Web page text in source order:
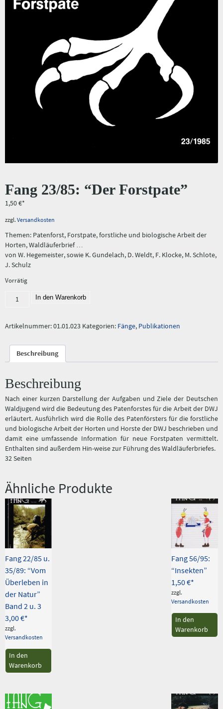
Fang 23/85: “Der Forstpate”
1,50€
zzgl. Versandkosten
Themen: Patenforst, Forstpate, forstliche und biologische Arbeit der
Horten, Waldläuferbrief …
von W. Hegemeister, sowie K. Gundelach, D. Weldt, F. Klocke, M. Schlote,
J. Schulz
Vorrätig
Fang
Forstpate"
In den Warenkorb
Artikelnummer:01.01.023 Kategorien: Fänge, Publikationen
Beschreibung
Beschreibung
Nach einer kurzen Darstellung der Aufgaben und Ziele der Deutschen
Waldjugend wird die Bedeutung des Patenforstes für die Arbeit der DWJ
erläutert. Ausführlich wird die Rolle des Patenförsters für die forstliche
und biologische Arbeit der Horten und Horste der DWJ beschrieben und
damit eine umfassende Information für neue Forstpaten vermittelt.
Enthalten sind außerdem Hin-weise zur Führung des Waldläuferbriefes.
32 Seiten
Ähnliche Produkte
Fang 22/85 u.
35/89: “Vom
Überleben in
der Natur”
Band 2 u. 3
3,00€
zzgl.
Versandkosten
In den
Warenkorb
Fang 56/95:
“Insekten”
1,50€
zzgl.
Versandkosten
In den
Warenkorb